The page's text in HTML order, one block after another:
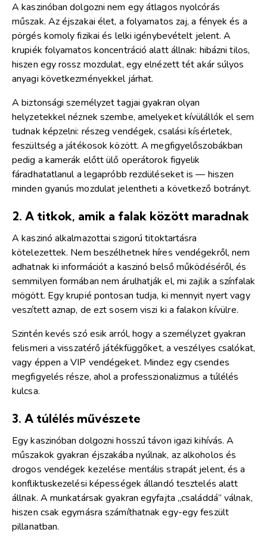
A kaszinóban dolgozni nem egy átlagos nyolcórás
műszak. Az éjszakai élet, a folyamatos zaj, a fények és a
pörgés komoly fizikai és lelki igénybevételt jelent. A
krupiék folyamatos koncentráció alatt állnak: hibázni tilos,
hiszen egy rossz mozdulat, egy elnézett tét akár súlyos
anyagi következményekkel járhat.
A biztonsági személyzet tagjai gyakran olyan
helyzetekkel néznek szembe, amelyeket kívülállók el sem
tudnak képzelni: részeg vendégek, csalási kísérletek,
feszültség a játékosok között. A megfigyelőszobákban
pedig a kamerák előtt ülő operátorok figyelik
fáradhatatlanul a legapróbb rezdüléseket is — hiszen
minden gyanús mozdulat jelentheti a következő botrányt.
2. A titkok, amik a falak között maradnak
A kaszinó alkalmazottai szigorú titoktartásra
kötelezettek. Nem beszélhetnek híres vendégekről, nem
adhatnak ki információt a kaszinó belső működéséről, és
semmilyen formában nem árulhatják el, mi zajlik a színfalak
mögött. Egy krupié pontosan tudja, ki mennyit nyert vagy
veszített aznap, de ezt sosem viszi ki a falakon kívülre.
Szintén kevés szó esik arról, hogy a személyzet gyakran
felismeri a visszatérő játékfüggőket, a veszélyes csalókat,
vagy éppen a VIP vendégeket. Mindez egy csendes
megfigyelés része, ahol a professzionalizmus a túlélés
kulcsa.
3. A túlélés művészete
Egy kaszinóban dolgozni hosszú távon igazi kihívás. A
műszakok gyakran éjszakába nyúlnak, az alkoholos és
drogos vendégek kezelése mentális strapát jelent, és a
konfliktuskezelési képességek állandó tesztelés alatt
állnak. A munkatársak gyakran egyfajta „családdá” válnak,
hiszen csak egymásra számíthatnak egy-egy feszült
pillanatban.